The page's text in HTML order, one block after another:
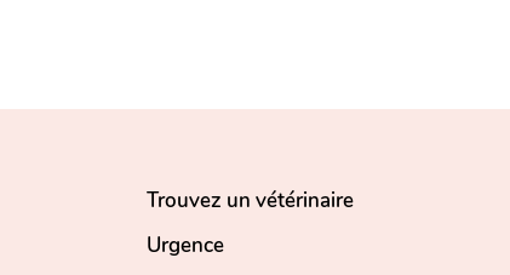
Trouvez un vétérinaire
Urgence